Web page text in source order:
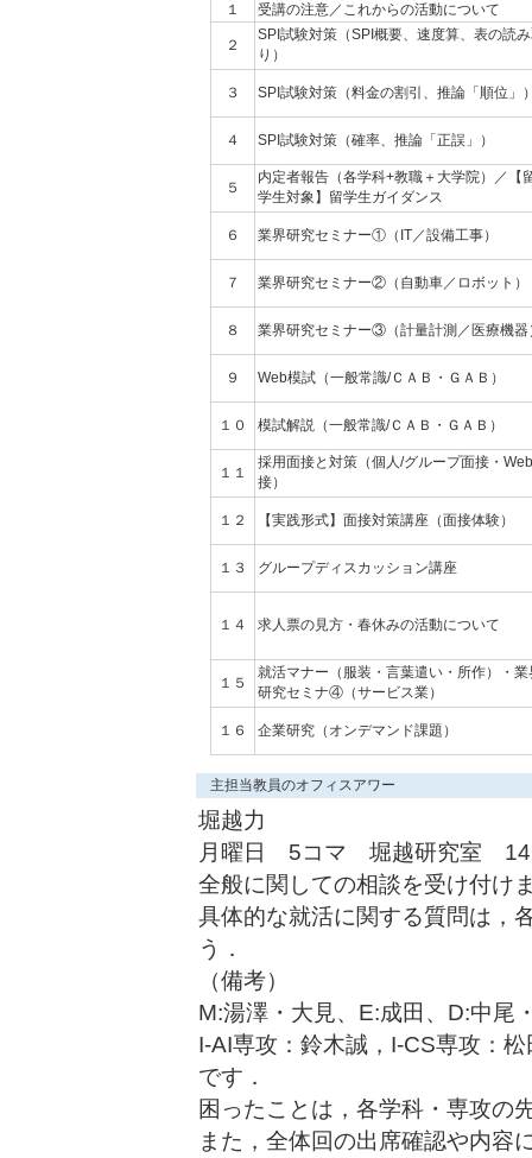
１
受講の注意／これからの活動について
２
SPI試験対策（SPI概要、速度算、表の読
り）
３ SPI試験対策（料金の割引、推論「順位」
４ SPI試験対策（確率、推論「正誤」）
５
内定者報告（各学科+教職＋大学院）／【
学生対象】留学生ガイダンス
６ 業界研究セミナー①（IT／設備工事）
７ 業界研究セミナー②（自動車／ロボット）
８ 業界研究セミナー③（計量計測／医療機器
９ Web模試（一般常識/ＣＡＢ・ＧＡＢ）
１０ 模試解説（一般常識/ＣＡＢ・ＧＡＢ）
１１
採用面接と対策（個人/グループ面接・
接）
１２ 【実践形式】面接対策講座（面接体験）
１３ グループディスカッション講座
１４ 求人票の見方・春休みの活動について
１５
就活マナー（服装・言葉遣い・所作）・業
研究セミナ④（サービス業）
１６ 企業研究（オンデマンド課題）
主担当教員のオフィスアワー
堀越力
月曜日 5コマ 堀越研究室
全般に関しての相談を受け付け
具体的な就活に関する質問は，
う．
（備考）
M:湯澤・大見、E:成田、D:中尾
I-AI専攻：鈴木誠，I-CS専攻：
です．
困ったことは，各学科・専攻の
また，全体回の出席確認や内容